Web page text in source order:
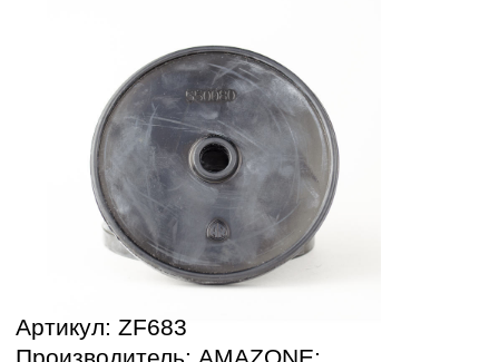
Артикул: ZF683
Производитель: AMAZONE:
ZF683,LEMKEN: R001057, JOHN DEER:
WZ3023051, HORSCH: 04104169
Статус: В НАЛИЧИИ
Получить прайс